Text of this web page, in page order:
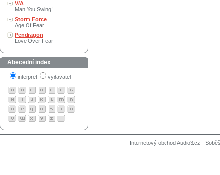
V/A
Man You Swing!
Storm Force
Age Of Fear
Pendragon
Love Over Fear
Abecední index
interpret vydavatel
Internetový obchod Audio3.cz -